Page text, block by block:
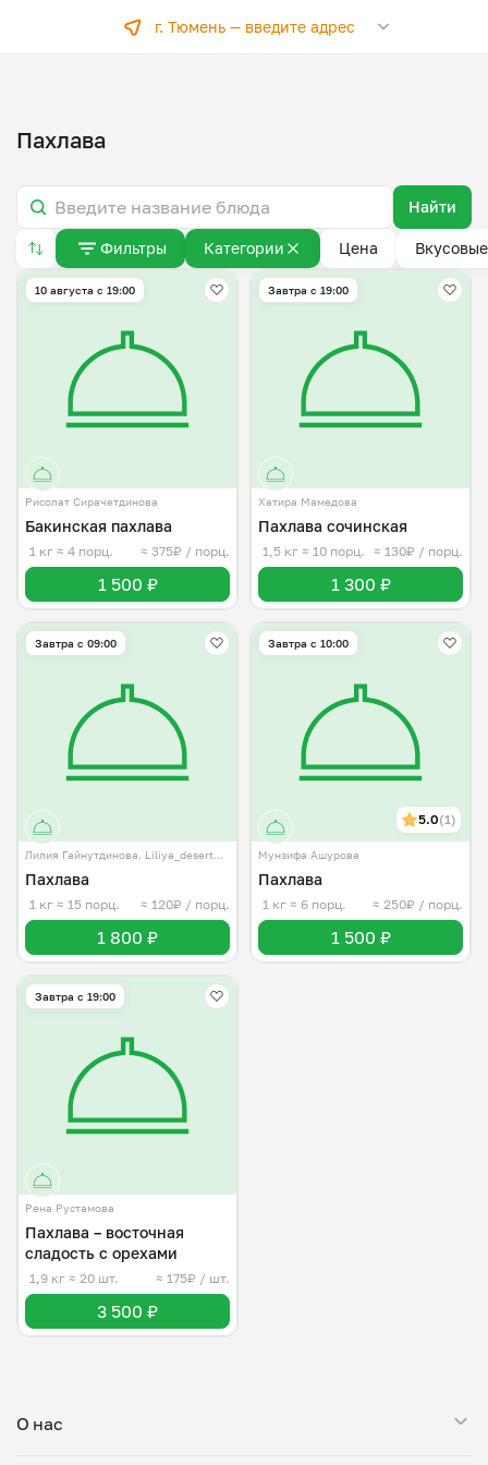
г. Тюмень — введите адрес
Пахлава
Найти
Фильтры Категории Цена
10 августа с 19:00
Рисолат Сирачетдинова
Бакинская пахлава
1 кг ≈ 4 порц. ≈ 375₽ / порц.
1 500 ₽
Завтра c 19:00
Хатира Мамедова
Пахлава сочинская
1,5 кг ≈ 10 порц. ≈ 130₽ / порц.
1 300 ₽
Завтра c 09:00
Лилия Гайнутдинова. Liliya_desert_72
Пахлава
1 кг ≈ 15 порц. ≈ 120₽ / порц.
1 800 ₽
Завтра c 10:00
5.0(1)
Мунзифа Ашурова
Пахлава
1 кг ≈ 6 порц. ≈ 250₽ / порц.
1 500 ₽
Завтра c 19:00
Рена Рустамова
Пахлава – восточная
сладость с орехами
1,9 кг ≈ 20 шт. ≈ 175₽ / шт.
3 500 ₽
О нас